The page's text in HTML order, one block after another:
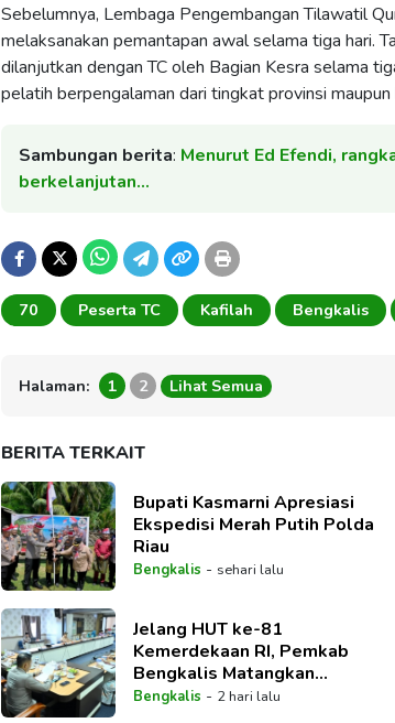
​Sebelumnya, Lembaga Pengembangan Tilawatil
melaksanakan pemantapan awal selama tiga hari.
dilanjutkan dengan TC oleh Bagian Kesra selama
pelatih berpengalaman dari tingkat provinsi
Sambungan berita: ​Menurut Ed Efendi,
berkelanjutan…
70 Peserta TC Kafilah Bengkalis
Halaman: 1 2 Lihat Semua
BERITA TERKAIT
Bupati Kasmarni Apresiasi
Ekspedisi Merah Putih Polda
Riau
Bengkalis - sehari lalu
Jelang HUT ke-81
Kemerdekaan RI, Pemkab
Bengkalis Matangkan
Seluruh Rangkaian Kegiatan
Bengkalis - 2 hari lalu